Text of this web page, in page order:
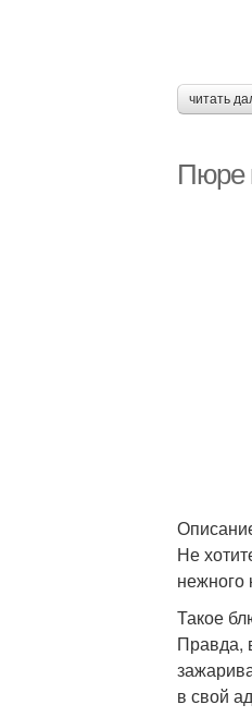
читать
Пюре
Не
нежного
Такое
Правда,
в свой